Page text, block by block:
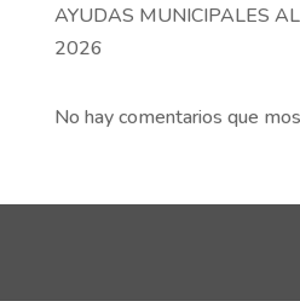
AYUDAS MUNICIPALES
2026
No hay comentarios que